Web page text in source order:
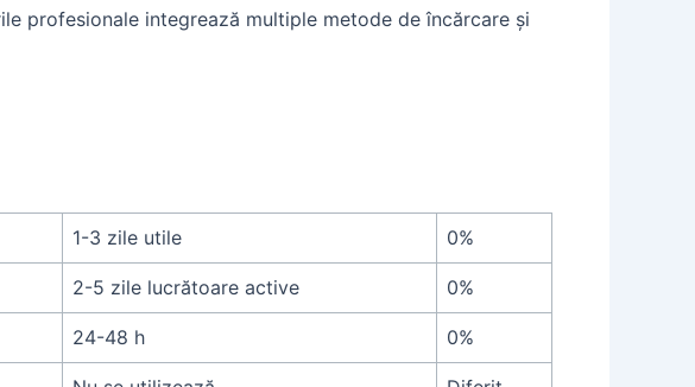
profesionale integrează multiple metode de încărcare și
1-3 zile utile 0%
2-5 zile lucrătoare active 0%
24-48 h 0%